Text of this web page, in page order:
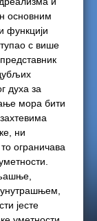
основним
функцији
с више
духа за
мора бити
ни
ограничава
унутрашњем,
јесте